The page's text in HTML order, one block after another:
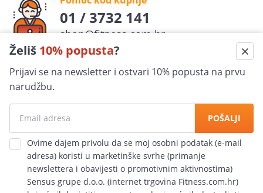
Želiš 10% popusta?
Prijavi se na newsletter i ostvari 10% popusta na prvu
narudžbu.
POŠALJI
Ovime dajem privolu da se moj osobni podatak (e-mail
adresa) koristi u marketinške svrhe (primanje
newslettera i obavijesti o promotivnim aktivnostima)
Sensus grupe d.o.o. (internet trgovina Fitness.com.hr)
01 / 3732 141
shop@fitness.com.hr
pratite nas
Sigurna kupovina
100% jamčimo za sigurnost
Ekspresna dostava
po cijeloj Hrvatskoj